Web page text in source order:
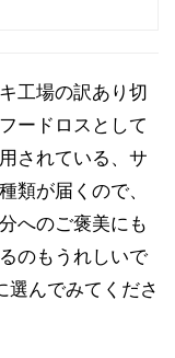
工場の訳あり切
ードロスとして
されている、サ
類が届くので、
へのご褒美にも
のもうれしいで
選んでみてくださ